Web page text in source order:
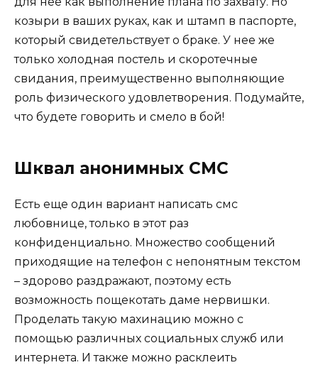
козыри в ваших руках, как и штамп в паспорте,
который свидетельствует о браке. У нее же
только холодная постель и скоротечные
свидания, преимущественно выполняющие
роль физического удовлетворения. Подумайте,
что будете говорить и смело в бой!
Шквал анонимных СМС
Есть еще один вариант написать смс
любовнице, только в этот раз
конфиденциально. Множество сообщений
приходящие на телефон с непонятным текстом
– здорово раздражают, поэтому есть
возможность пощекотать даме нервишки.
Проделать такую махинацию можно с
помощью различных социальных служб или
интернета. И также можно расклеить